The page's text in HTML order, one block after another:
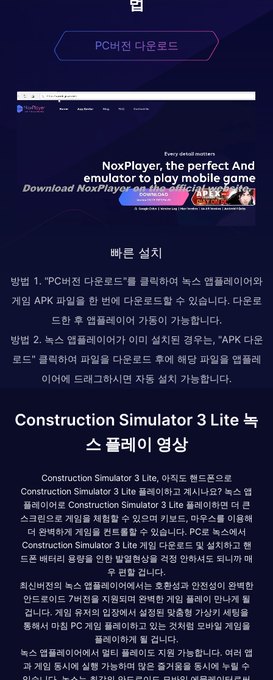
PC버전 다운로드
빠른 설치
방법 1. "PC버전 다운로드"를 클릭하여 녹스 앱플레이어와
게임 APK 파일을 한 번에 다운로드할 수 있습니다. 다운로
드한 후 앱플레이어 가동이 가능합니다.
방법 2. 녹스 앱플레이어가 이미 설치된 경우는, "APK 다운
로드" 클릭하여 파일을 다운로드 후에 해당 파일을 앱플레
이어에 드래그하시면 자동 설치 가능합니다.
Construction Simulator 3 Lite 녹
스 플레이 영상
Construction Simulator 3 Lite, 아직도 핸드폰으로
Construction Simulator 3 Lite 플레이하고 계시나요? 녹스 앱
플레이어로 Construction Simulator 3 Lite 플레이하면 더 큰
스크린으로 게임을 체험할 수 있으며 키보드, 마우스를 이용해
더 완벽하게 게임을 컨트롤할 수 있습니다. PC로 녹스에서
Construction Simulator 3 Lite 게임 다운로드 및 설치하고 핸
드폰 배터리 용량을 인한 발열현상을 걱정 안하셔도 되니까 매
우 편할 겁니다.
최신버전의 녹스 앱플레이어에서는 호환성과 안전성이 완벽한
안드로이드 7버전을 지원되며 완벽한 게임 플레이 만나게 될
겁니다. 게임 유저의 입장에서 설정된 맞춤형 가상키 세팅을
통해서 마침 PC 게임 플레이하고 있는 것처럼 모바일 게임을
플레이하게 될 겁니다.
녹스 앱플레이어에서 멀티 플레이도 지원 가능합니다. 여러 앱
과 게임 동시에 실행 가능하며 많은 즐거움을 동시에 누릴 수